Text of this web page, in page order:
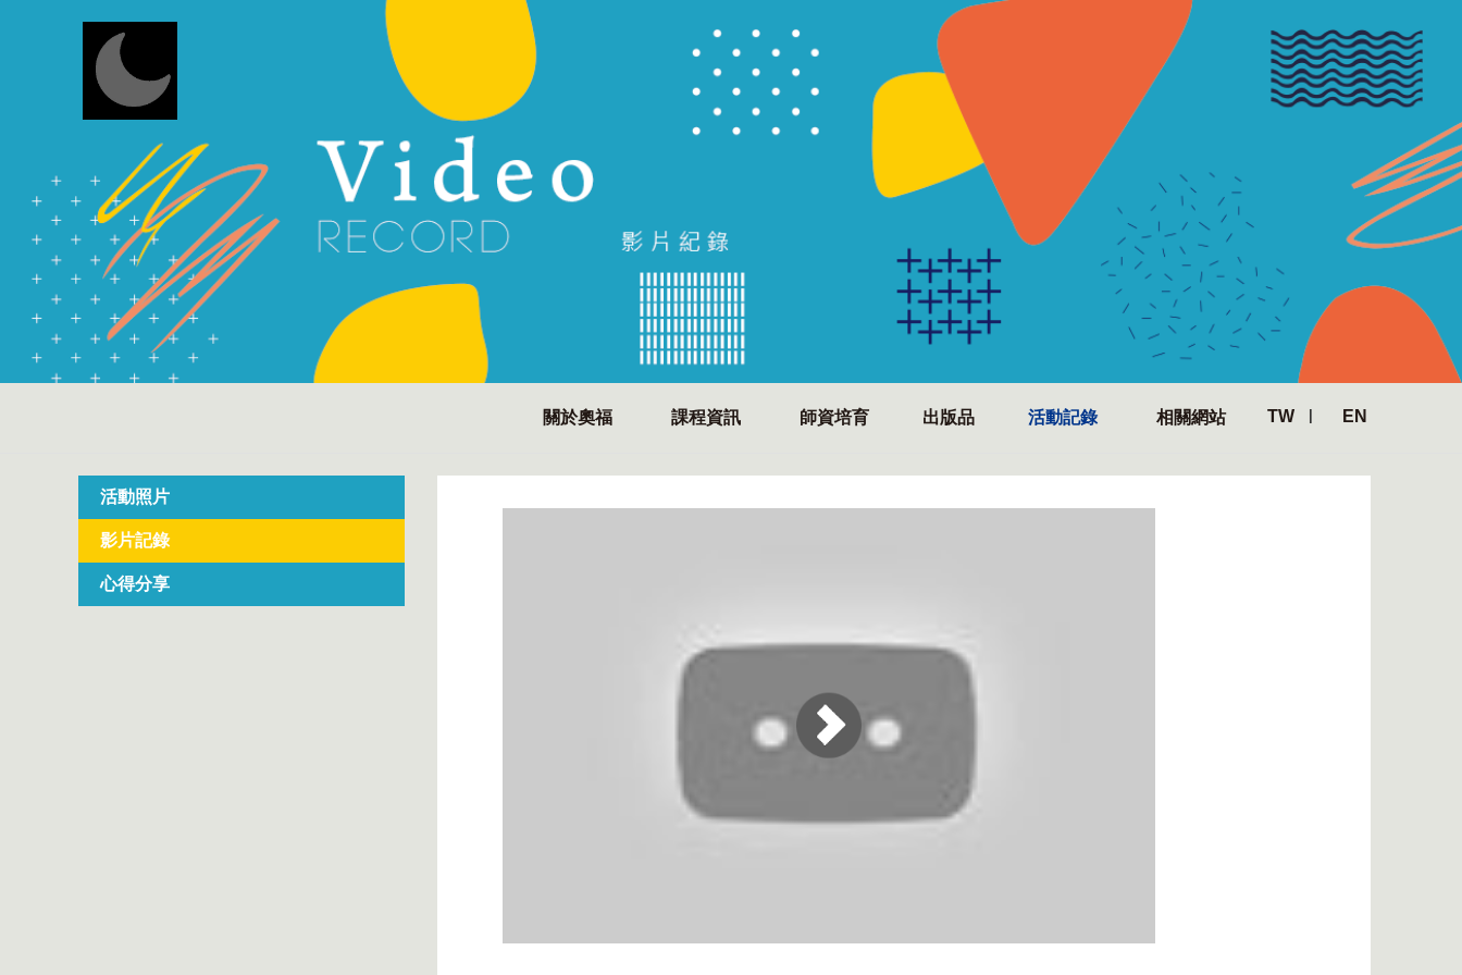
關於奧福 課程資訊 師資培育 出版品 活動記錄 相關網站 TW EN
活動照片
影片記錄
心得分享